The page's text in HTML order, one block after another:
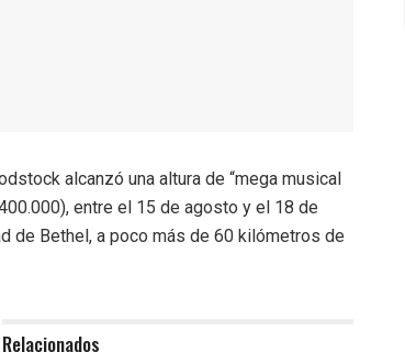
alcanzó una altura de “mega musical
entre el 15 de agosto y el 18 de
de Bethel, a poco más de 60 kilómetros de
Relacionados